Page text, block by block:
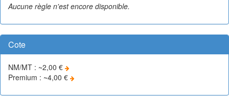
Aucune règle n'est encore disponible.
Cote
NM/MT : ~2,00 €
Premium : ~4,00 €